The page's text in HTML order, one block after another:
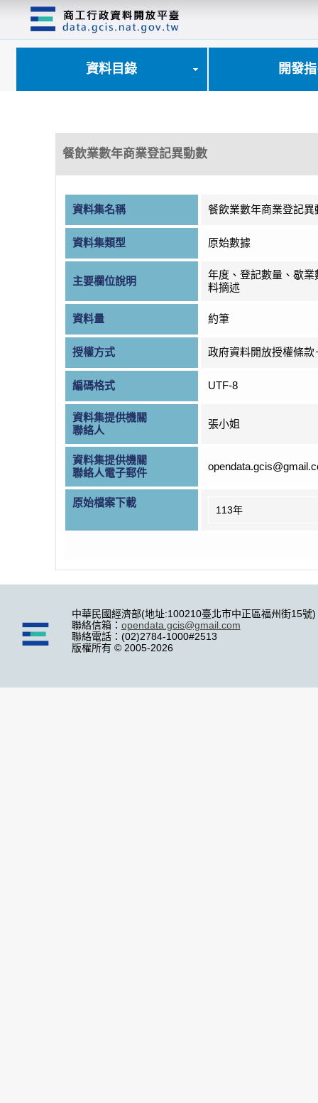
資料目錄 開發
餐飲業數年商業登記異動數
資料集名稱 餐飲業數年商業登記異
資料集類型 原始數據
主要欄位說明
年度、登記數量、歇業
料摘述
資料量 約筆
授權方式 政府資料開放授權條款
編碼格式 UTF-8
資料集提供機關
聯絡人
張小姐
資料集提供機關
聯絡人電子郵件
原始檔案下載
113年
中華民國經濟部(地址:100210臺北市中正區福州街15號)
聯絡信箱： opendata.gcis@gmail.com
聯絡電話：(02)2784-1000#2513
版權所有 © 2005-2026